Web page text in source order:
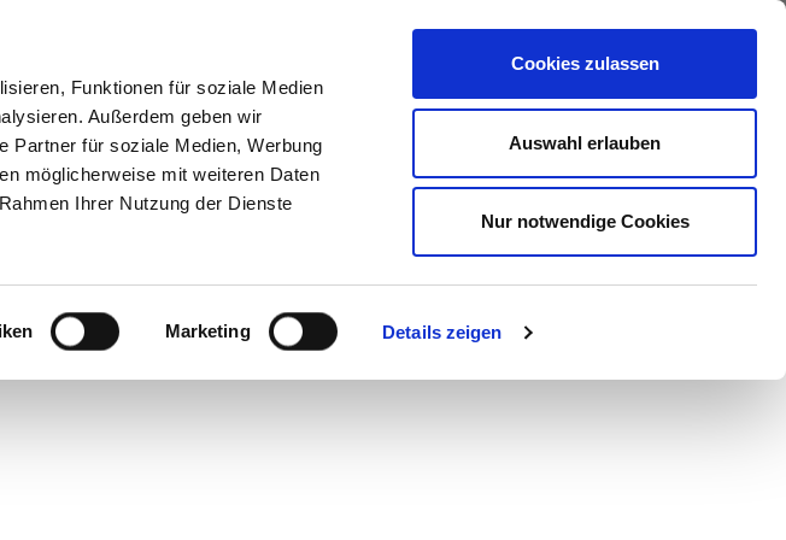
Funktionen für soziale Medien
Außerdem geben wir
Partner für soziale Medien, Werbung
möglicherweise mit weiteren Daten
Ihrer Nutzung der Dienste
Marketing Details zeigen
Cookies zulassen
Auswahl erlauben
Nur notwendige Cookies
Anfragen